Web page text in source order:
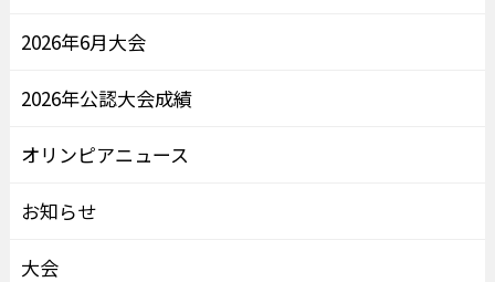
2026年6月大会
2026年公認大会成績
オリンピアニュース
お知らせ
大会